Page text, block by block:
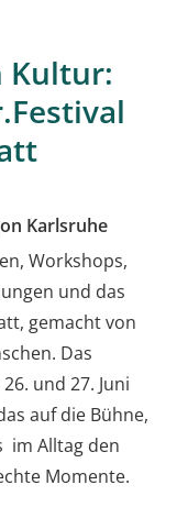
Kultur:
Karlsruhe
Workshops,
und das
gemacht von
Das
und 27. Juni
auf die Bühne,
im Alltag den
Momente.